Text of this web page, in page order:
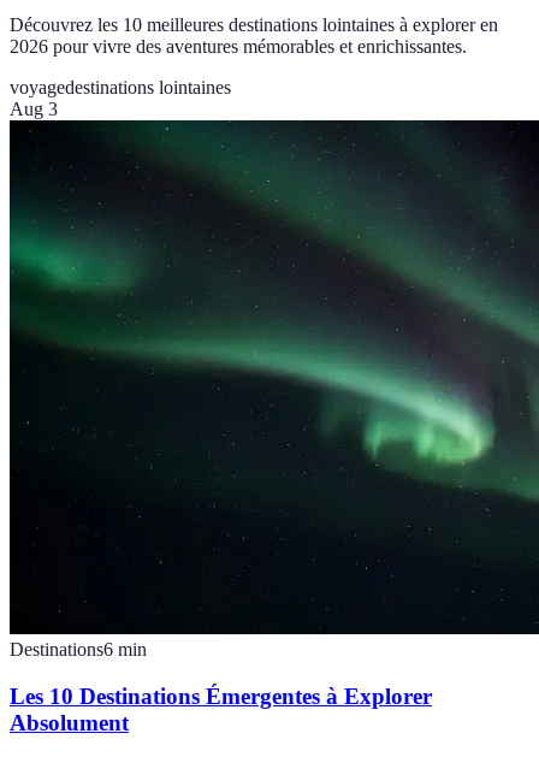
Découvrez les 10 meilleures destinations lointaines à explorer en
2026 pour vivre des aventures mémorables et enrichissantes.
voyagedestinations lointaines
Aug 3
Destinations6 min
Les 10 Destinations Émergentes à Explorer
Absolument